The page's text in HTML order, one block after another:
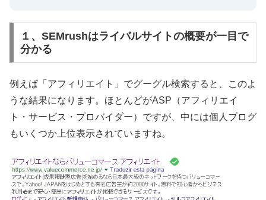
１、SEMrushはライバルサイトの概要が一目で
分かる
例えば「アフィリエイト」でグーグル検索すると、このよ
うな結果になります。ほとんどがASP（アフィリエイ
ト・サービス・プロバイダー）ですが、中には個人ブログ
もいくつか上位表示されていますね。